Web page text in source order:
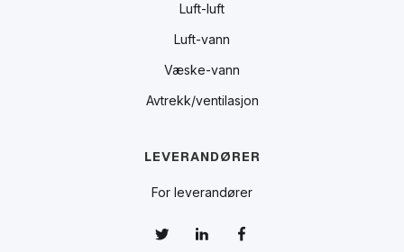
Luft-luft
Luft-vann
Væske-vann
Avtrekk/ventilasjon
LEVERANDØRER
For leverandører